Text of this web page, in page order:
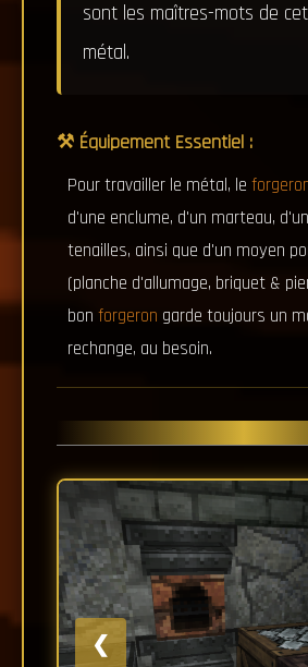
sont les maîtres-mots de
métal.
⚒️ Équipement Essentiel :
Pour travailler le métal, le
d'une enclume, d'un marteau,
tenailles, ainsi que d'un moyen
(planche d'allumage, briquet &
bon forgeron garde toujours un
rechange, au besoin.
❮